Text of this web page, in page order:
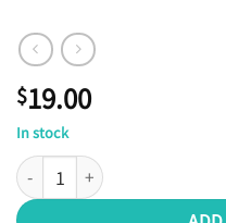
$19.00
In stock
欢迎来到一年级！ quantity